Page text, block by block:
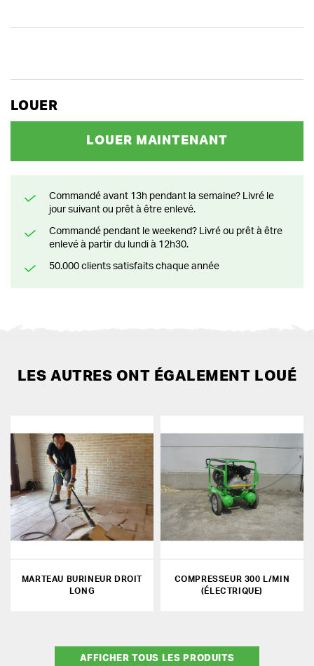
LOUER
LOUER MAINTENANT
Commandé avant 13h pendant la semaine? Livré le
jour suivant ou prêt à être enlevé.
Commandé pendant le weekend? Livré ou prêt à être
enlevé à partir du lundi à 12h30.
50.000 clients satisfaits chaque année
LES AUTRES ONT ÉGALEMENT LOUÉ
MARTEAU BURINEUR DROIT
LONG
COMPRESSEUR 300 L/MIN
(ÉLECTRIQUE)
AFFICHER TOUS LES PRODUITS